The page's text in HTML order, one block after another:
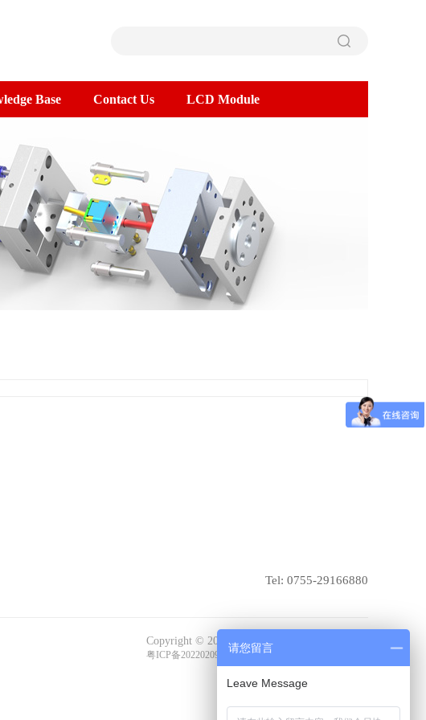
Base Contact Us LCD Module
Tel: 0755-29166880
Copyright © 2022 东莞友嘉精密模具有限公司
粤ICP备2022020964号
请您留言
Leave Message